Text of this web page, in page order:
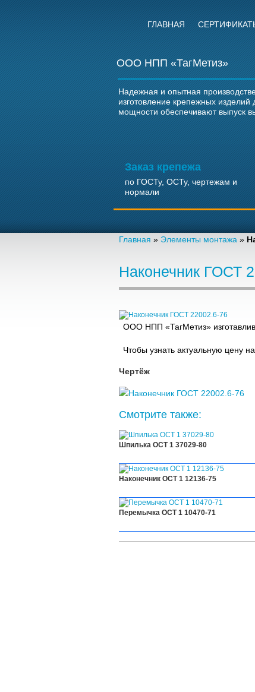
ГЛАВНАЯ
ООО НПП «ТагМетиз»
Надежная и опытная
изготовление крепежных
мощности обеспечивают выпуск
Заказ крепежа
по ГОСТу, ОСТу, чертежам и
нормали
Главная » Элементы монтажа »
Наконечник ГОСТ
ООО НПП «ТагМетиз»
Чтобы узнать актуальную цену
Чертёж
Смотрите также:
Шпилька ОСТ 1 37029-80
Наконечник ОСТ 1 12136-75
Перемычка ОСТ 1 10470-71